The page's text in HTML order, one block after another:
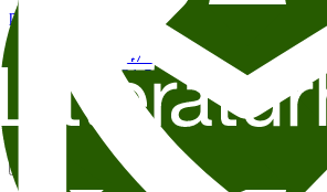
post@litteraturhuset.no
Administrasjon
+47 22 95 55 30
+47 47 48 19 70
+47 21 54 85 71
Følg oss
Instagram ↗